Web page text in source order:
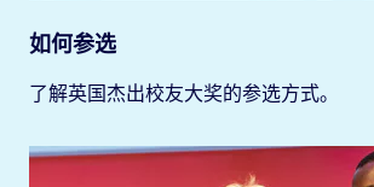
如何参选
了解英国杰出校友大奖的参选方式。